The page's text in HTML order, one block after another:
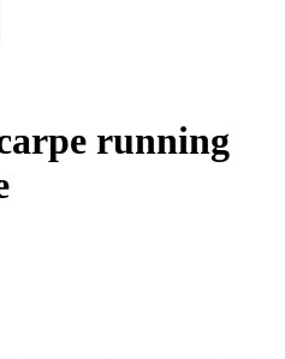
running